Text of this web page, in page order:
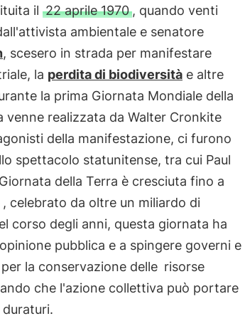
il 22 aprile 1970, quando venti
ambientale e senatore
, scesero in strada per manifestare
la perdita di biodiversitàe altre
la prima Giornata Mondiale della
venne realizzata da Walter Cronkite
della manifestazione, ci furono
spettacolo statunitense, tra cui Paul
della Terra è cresciuta fino a
, celebrato da oltre un miliardo di
corso degli anni, questa giornata ha
pubblica e a spingere governi e
la conservazione delle risorse
che l'azione collettiva può portare